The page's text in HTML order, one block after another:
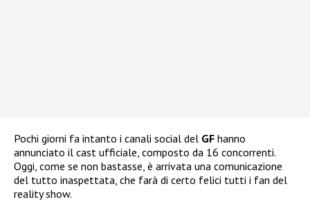
Pochi giorni fa intanto i canali social del GF hanno
annunciato il cast ufficiale, composto da 16 concorrenti.
Oggi, come se non bastasse, è arrivata una comunicazione
del tutto inaspettata, che farà di certo felici tutti i fan del
reality show.